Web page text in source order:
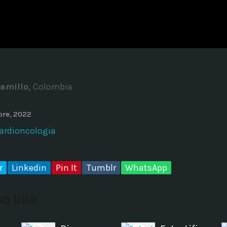
Time
Colombia
2022
Linkedin Pin It Tumblr WhatsApp